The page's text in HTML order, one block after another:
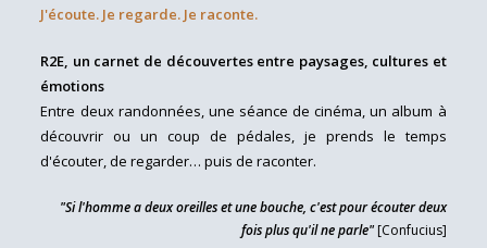
J'écoute. Je regarde. Je raconte.
R2E, un carnet de découvertes entre paysages, cultures et
émotions
Entre deux randonnées, une séance de cinéma, un album à
découvrir ou un coup de pédales, je prends le temps
d'écouter, de regarder… puis de raconter.
"Si l'homme a deux oreilles et une bouche, c'est pour écouter deux
fois plus qu'il ne parle"[Confucius]